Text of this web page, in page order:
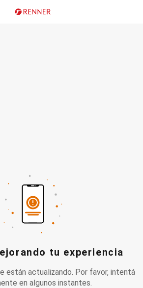
tu experiencia
están actualizando. Por favor, intentá
en algunos instantes.